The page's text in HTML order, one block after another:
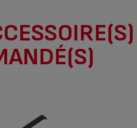
de la loi
une Economie